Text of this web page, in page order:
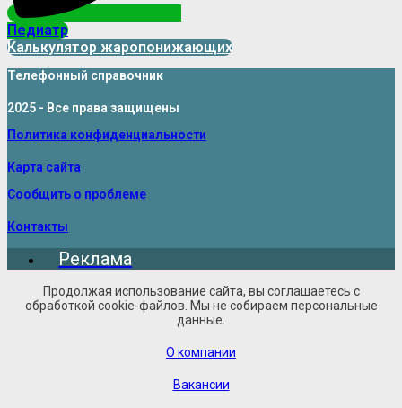
Педиатр
Калькулятор жаропонижающих
Телефонный справочник
2025 - Все права защищены
Политика конфиденциальности
Карта сайта
Сообщить о проблеме
Контакты
Реклама
Продолжая использование сайта, вы соглашаетесь с
обработкой cookie-файлов. Мы не собираем персональные
данные.
О компании
Вакансии